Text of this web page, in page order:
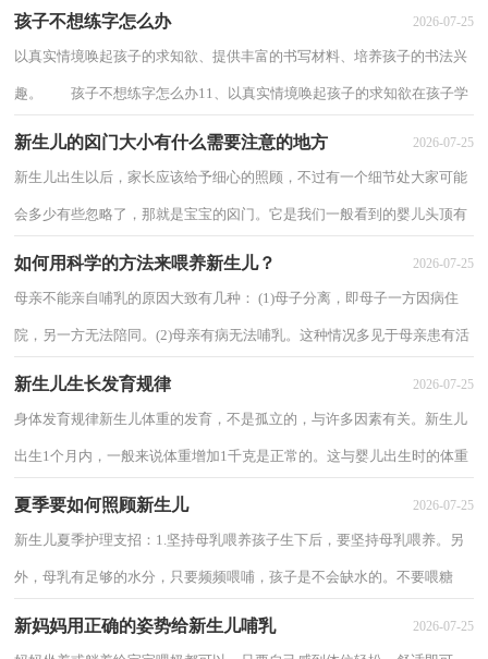
胎儿的发育产生不利的影响。因此，孕妇要...
孩子不想练字怎么办 2026-07-25
以真实情境唤起孩子的求知欲、提供丰富的书写材料、培养孩子的书法兴
趣。 孩子不想练字怎么办11、以真实情境唤起孩子的求知欲在孩子学
书法初期，不建议一开始就进行写字训...
新生儿的囟门大小有什么需要注意的地方 2026-07-25
新生儿出生以后，家长应该给予细心的照顾，不过有一个细节处大家可能
会多少有些忽略了，那就是宝宝的囟门。它是我们一般看到的婴儿头顶有
一块柔软的，并且用眼仔细观察可以看到它跳...
如何用科学的方法来喂养新生儿？ 2026-07-25
母亲不能亲自哺乳的原因大致有几种： (1)母子分离，即母子一方因病住
院，另一方无法陪同。(2)母亲有病无法哺乳。这种情况多见于母亲患有活
动性肺结核病、重症心、肾疾病、急性传...
新生儿生长发育规律 2026-07-25
身体发育规律新生儿体重的发育，不是孤立的，与许多因素有关。新生儿
出生1个月内，一般来说体重增加1千克是正常的。这与婴儿出生时的体重
密切相关。出生体重越大，满月后体重相对越...
夏季要如何照顾新生儿 2026-07-25
新生儿夏季护理支招：1.坚持母乳喂养孩子生下后，要坚持母乳喂养。另
外，母乳有足够的水分，只要频频喂哺，孩子是不会缺水的。不要喂糖
水，糖水会影响孩子的食欲。2.合理的穿衣天气炎热...
新妈妈用正确的姿势给新生儿哺乳 2026-07-25